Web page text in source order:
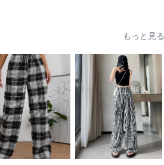
もっと見る